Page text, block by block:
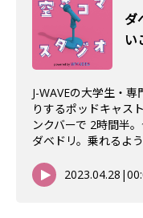
ダ
い
J-WAVEの大学生・
りするポッドキャス
ンクバーで 2時間半
ダベドリ。乗れるよ
2023.04.28 |